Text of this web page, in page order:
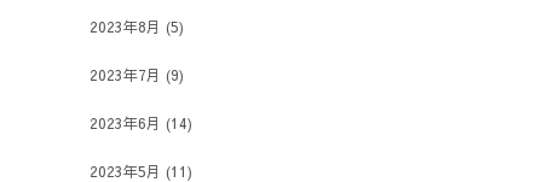
2023年8月 (5)
2023年7月 (9)
2023年6月 (14)
2023年5月 (11)